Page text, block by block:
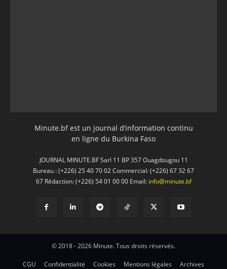
Minute.bf est un journal d’information continu
en ligne du Burkina Faso
JOURNAL MINUTE.BF Sarl 11 BP 357 Ouagdougou 11
Bureau : (+226) 25 40 70 02 Commercial: (+226) 67 32 67
67 Rédaction: (+226) 54 01 00 00 Email: info@minute.bf
© 2018 - 2026 Minute. Tous droits réservés.
CGU Confidentialité Cookies Mentions légales Archives